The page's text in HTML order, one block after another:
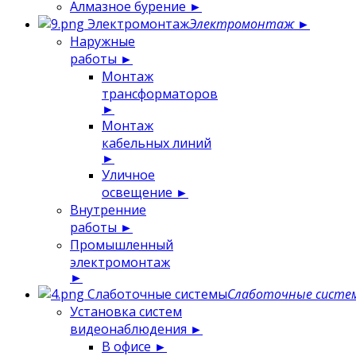
Алмазное бурение ►
ЭлектромонтажЭлектромонтаж ►
Наружные
работы ►
Монтаж
трансформаторов
►
Монтаж
кабельных линий
►
Уличное
освещение ►
Внутренние
работы ►
Промышленный
электромонтаж
►
Слаботочные системыСлаботочные
Установка систем
видеонаблюдения ►
В офисе ►